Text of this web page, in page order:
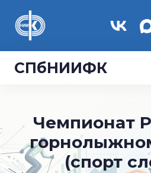
СПбНИИФК
Чемпионат
(спорт